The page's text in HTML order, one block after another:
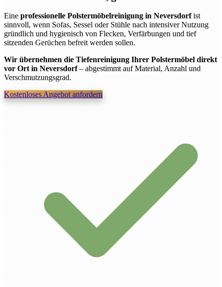
Eine professionelle Polstermöbelreinigung in Neversdorfist
sinnvoll, wenn Sofas, Sessel oder Stühle nach intensiver Nutzung
gründlich und hygienisch von Flecken, Verfärbungen und tief
sitzenden Gerüchen befreit werden sollen.
Wir übernehmen die Tiefenreinigung Ihrer Polstermöbel direkt
vor Ort in Neversdorf– abgestimmt auf Material, Anzahl und
Verschmutzungsgrad.
Kostenloses Angebot anfordern